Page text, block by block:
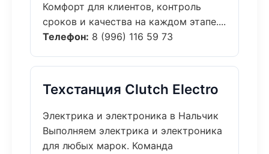
Комфорт для клиентов, контроль
сроков и качества на каждом этапе....
Телефон: 8 (996) 116 59 73
Техстанция Clutch Electro
Электрика и электроника в Нальчик
Выполняем электрика и электроника
для любых марок. Команда